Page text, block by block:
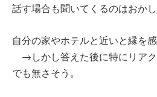
話す場合も聞いてくるのはおか
自分の家やホテルと近いと縁を
→しかし答えた後に特にリアク
でも無さそう。